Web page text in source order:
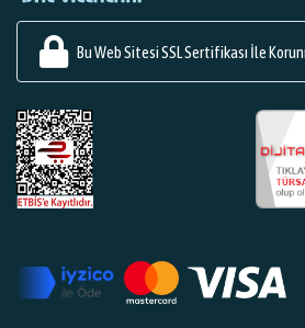
Bu Web Sitesi SSL Sertifikası İle